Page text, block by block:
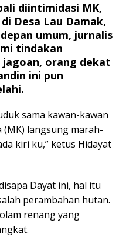
diintimidasi MK,
Desa Lau Damak,
umum, jurnalis
tindakan
orang dekat
ini pun
sama kawan-kawan
(MK) langsung marah-
kiri ku,” ketus Hidayat
Dayat ini, hal itu
perambahan hutan.
renang yang